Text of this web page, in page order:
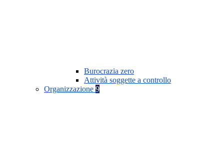
Burocrazia zero
Attività soggette a controllo
Organizzazione 9